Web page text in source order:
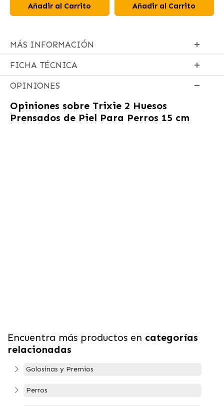
Añadir al Carrito Añadir al Carrito
MÁS INFORMACIÓN
FICHA TÉCNICA
OPINIONES
Opiniones sobre Trixie 2 Huesos
Prensados de Piel Para Perros 15 cm
Encuentra más productos en categorías
relacionadas
Golosinas y Premios
Perros